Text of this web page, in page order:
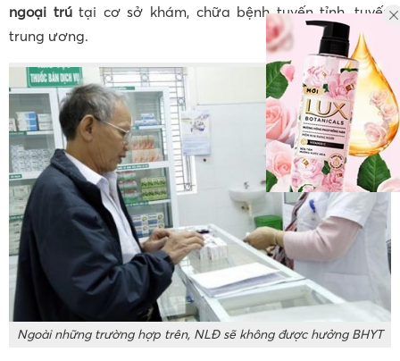
ngoại trútại cơ sở khám, chữa bệnh tuyến tỉnh, tuyến
trung ương.
Ngoài những trường hợp trên, NLĐ sẽ không được hưởng BHYT